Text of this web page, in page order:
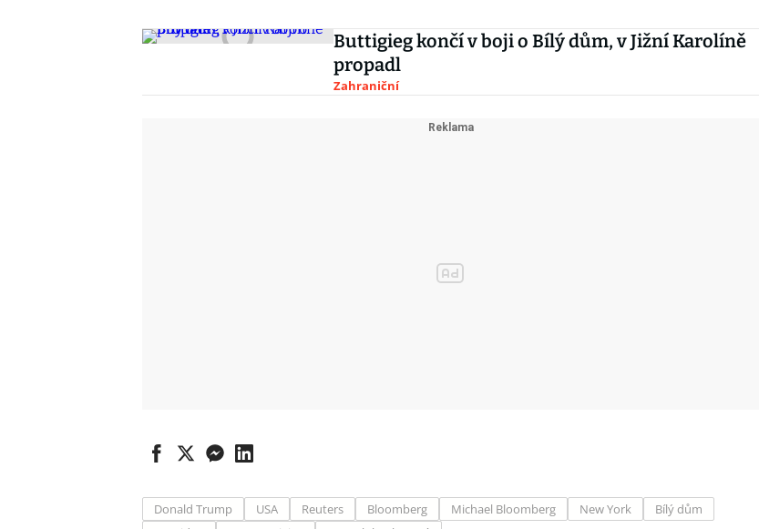
Buttigieg končí v boji o Bílý dům, v Jižní Karolíně
propadl
Zahraniční
Donald Trump USA Reuters Bloomberg Michael Bloomberg New York
Bílý dům